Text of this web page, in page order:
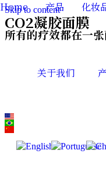
Skip to content
关于我们
Home 产品 化妆
CO2凝胶面膜
所有的疗效都在一